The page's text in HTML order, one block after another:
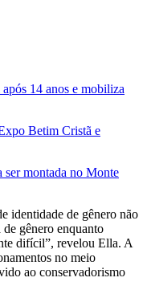
14 anos e mobiliza
Betim Cristã e
ser montada no Monte
identidade de gênero não
gênero enquanto
difícil”, revelou Ella. A
no meio
ao conservadorismo